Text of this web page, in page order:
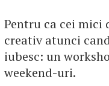
Pentru ca cei mici
creativ atunci
iubesc: un
weekend-uri.